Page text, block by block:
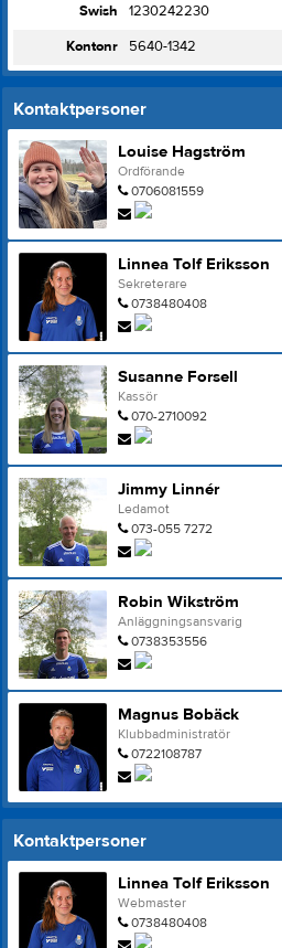
Swish
1230242230
Kontonr
5640-1342
Kontaktpersoner
Louise Hagström
Ordförande
0706081559
Linnea Tolf Eriksson
Sekreterare
0738480408
Susanne Forsell
Kassör
070-2710092
Jimmy Linnér
Ledamot
073-055 7272
Robin Wikström
Anläggningsansvarig
0738353556
Magnus Bobäck
Klubbadministratör
0722108787
Kontaktpersoner
Linnea Tolf Eriksson
Webmaster
0738480408